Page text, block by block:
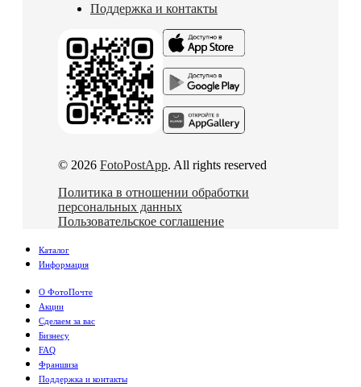
Поддержка и контакты
© 2026 FotoPostApp. All rights reserved
Политика в отношении обработки
персональных данных
Пользовательское соглашение
Каталог
Информация
О ФотоПочте
Акции
Сделаем за вас
Бизнесу
FAQ
Франшиза
Поддержка и контакты